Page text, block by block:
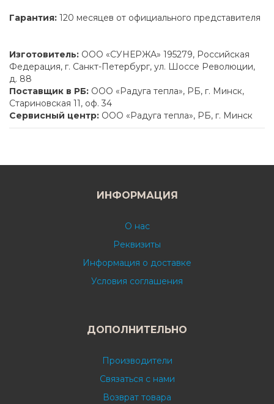
Гарантия: 120 месяцев от официального представителя
Изготовитель: ООО «СУНЕРЖА» 195279, Российская
Федерация, г. Санкт-Петербург, ул. Шоссе Революции,
д. 88
Поставщик в РБ: ООО «Радуга тепла», РБ, г. Минск,
Стариновская 11, оф. 34
Сервисный центр: ООО «Радуга тепла», РБ, г. Минск
ИНФОРМАЦИЯ
О нас
Реквизиты
Информация о доставке
Условия соглашения
ДОПОЛНИТЕЛЬНО
Производители
Связаться с нами
Возврат товара